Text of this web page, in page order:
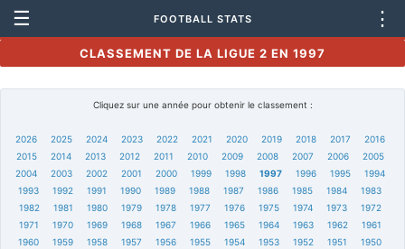
☰ FOOTBALL STATS ⋮
CLASSEMENT DE LA LIGUE 2 EN 1997
Cliquez sur une année pour obtenir le classement :
2026 2025 2024 2023 2022 2021 2020 2019 2018 2017
2016
2015
2014 2013 2012 2011 2010 2009 2008 2007 2006
2005
2004
2003 2002 2001 2000 1999 1998 1997 1996 1995
1994
1993
1992 1991 1990 1989 1988 1987 1986 1985 1984
1983
1982
1981 1980 1979 1978 1977 1976 1975 1974 1973
1972
1971
1970 1969 1968 1967 1966 1965 1964 1963 1962
1961
1960
1959 1958 1957 1956 1955 1954 1953 1952 1951
1950